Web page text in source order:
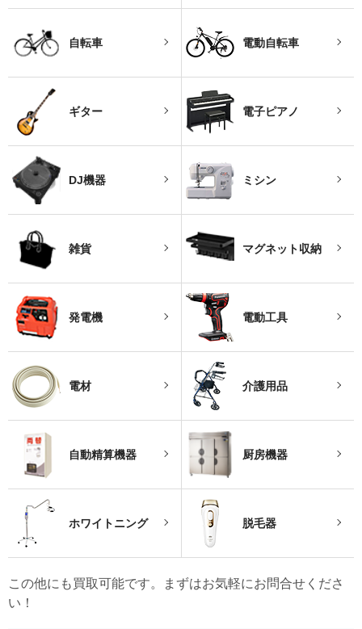
自転車 電動自転車
ギター 電子ピアノ
DJ機器 ミシン
雑貨 マグネット収納
発電機 電動工具
電材 介護用品
自動精算機器 厨房機器
ホワイトニング 脱毛器
この他にも買取可能です。まずはお気軽にお問合せくださ
い！